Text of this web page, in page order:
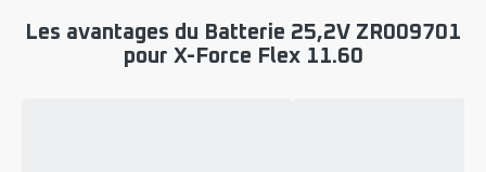
Les avantages du Batterie 25,2V ZR009701
pour X-Force Flex 11.60